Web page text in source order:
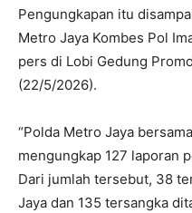
Pengungkapan itu
Metro Jaya Kombes Pol
pers di Lobi Gedung
(22/5/2026).
“Polda Metro Jaya
mengungkap 127 laporan
Dari jumlah tersebut, 38
Jaya dan 135 tersangka